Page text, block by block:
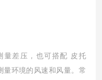
量差压，也可搭配 皮托
量环境的风速和风量。常